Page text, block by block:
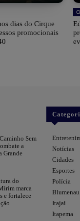
dias do Cirque
promocionais
Sem
a
Grande
do
marca
e fortalece
Notícias
Cidades
Esportes
Polícia
Blumenau
Itajai
Itapema